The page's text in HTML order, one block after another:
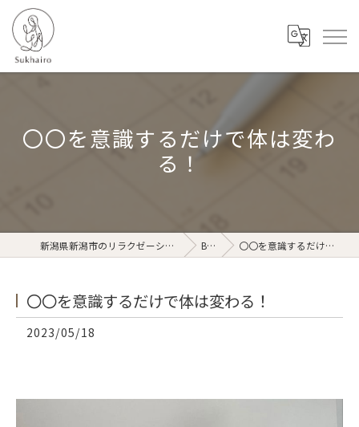
〇〇を意識するだけで体は変わ
る！
新潟県新潟市のリラクゼーションならSukhairo Blog 〇〇を意識するだけで体は変わる！
〇〇を意識するだけで体は変わる！
2023/05/18